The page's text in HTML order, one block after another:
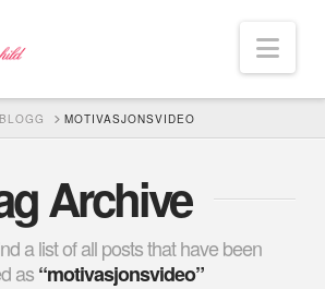
BLOGG MOTIVASJONSVIDEO
Archive
a list of all posts that have been
as“motivasjonsvideo”